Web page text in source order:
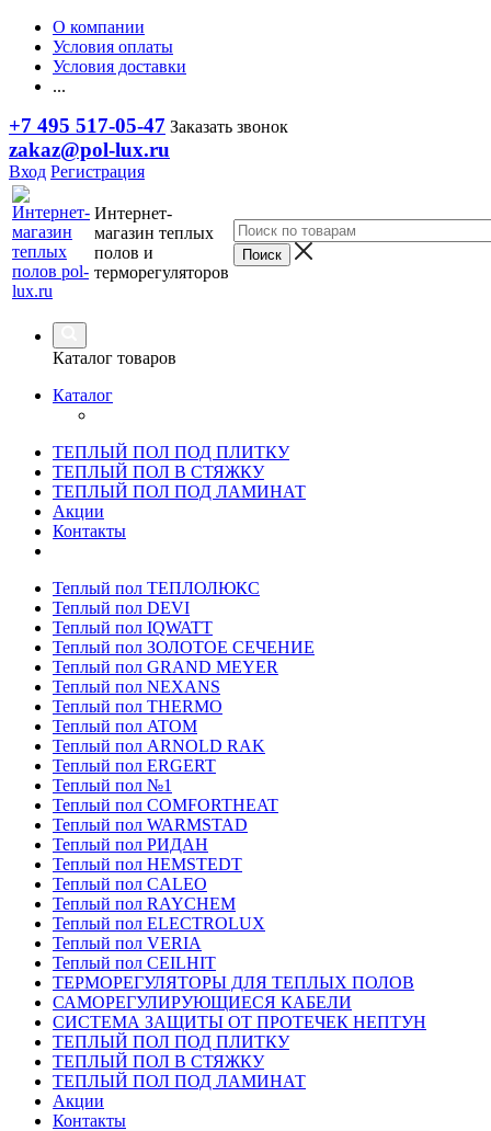
О компании
Условия оплаты
Условия доставки
...
+7 495 517-05-47 Заказать звонок
zakaz@pol-lux.ru
Вход Регистрация
Интернет-
магазин теплых
полов и
терморегуляторов
Каталог товаров
Каталог
ТЕПЛЫЙ ПОЛ ПОД ПЛИТКУ
ТЕПЛЫЙ ПОЛ В СТЯЖКУ
ТЕПЛЫЙ ПОЛ ПОД ЛАМИНАТ
Акции
Контакты
Теплый пол ТЕПЛОЛЮКС
Теплый пол DEVI
Теплый пол IQWATT
Теплый пол ЗОЛОТОЕ СЕЧЕНИЕ
Теплый пол GRAND MEYER
Теплый пол NEXANS
Теплый пол THERMO
Теплый пол ATOM
Теплый пол ARNOLD RAK
Теплый пол ERGERT
Теплый пол №1
Теплый пол COMFORTHEAT
Теплый пол WARMSTAD
Теплый пол РИДАН
Теплый пол HEMSTEDT
Теплый пол CALEO
Теплый пол RAYCHEM
Теплый пол ELECTROLUX
Теплый пол VERIA
Теплый пол CEILHIT
ТЕРМОРЕГУЛЯТОРЫ ДЛЯ ТЕПЛЫХ ПОЛОВ
САМОРЕГУЛИРУЮЩИЕСЯ КАБЕЛИ
СИСТЕМА ЗАЩИТЫ ОТ ПРОТЕЧЕК НЕПТУН
ТЕПЛЫЙ ПОЛ ПОД ПЛИТКУ
ТЕПЛЫЙ ПОЛ В СТЯЖКУ
ТЕПЛЫЙ ПОЛ ПОД ЛАМИНАТ
Акции
Контакты